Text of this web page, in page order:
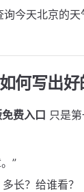
询今天北京的
何写出
费入口 只是
”
长？给谁看？